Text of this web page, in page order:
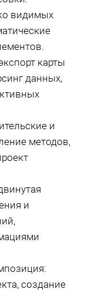
видимых
карты
данных,
и
методов,
и
создание